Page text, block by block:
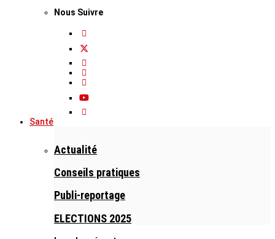
Nous Suivre
Santé
Actualité
Conseils pratiques
Publi-reportage
ELECTIONS 2025